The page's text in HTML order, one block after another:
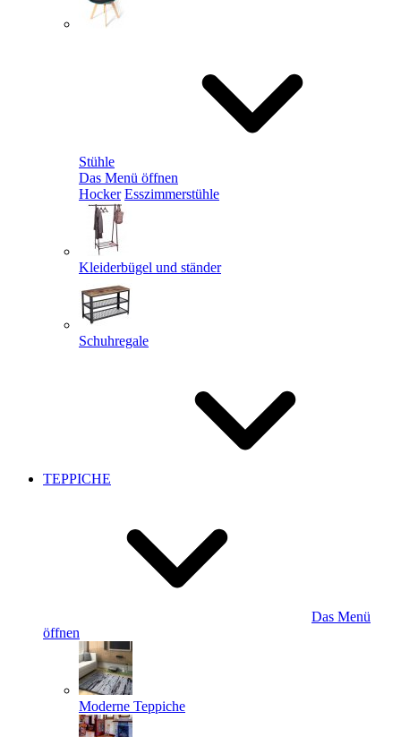
Stühle
Das Menü öffnen
Hocker Esszimmerstühle
Kleiderbügel und ständer
Schuhregale
TEPPICHE
Das Menü
öffnen
Moderne Teppiche